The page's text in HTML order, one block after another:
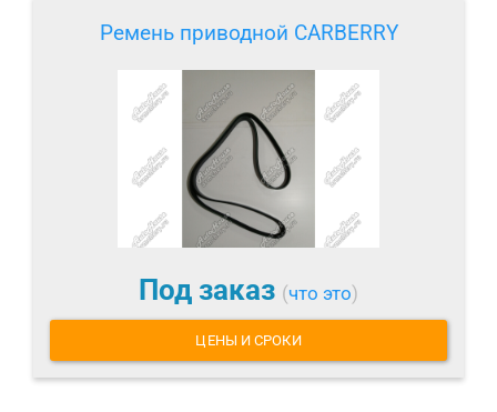
Ремень приводной CARBERRY
Под заказ (что это)
ЦЕНЫ И СРОКИ